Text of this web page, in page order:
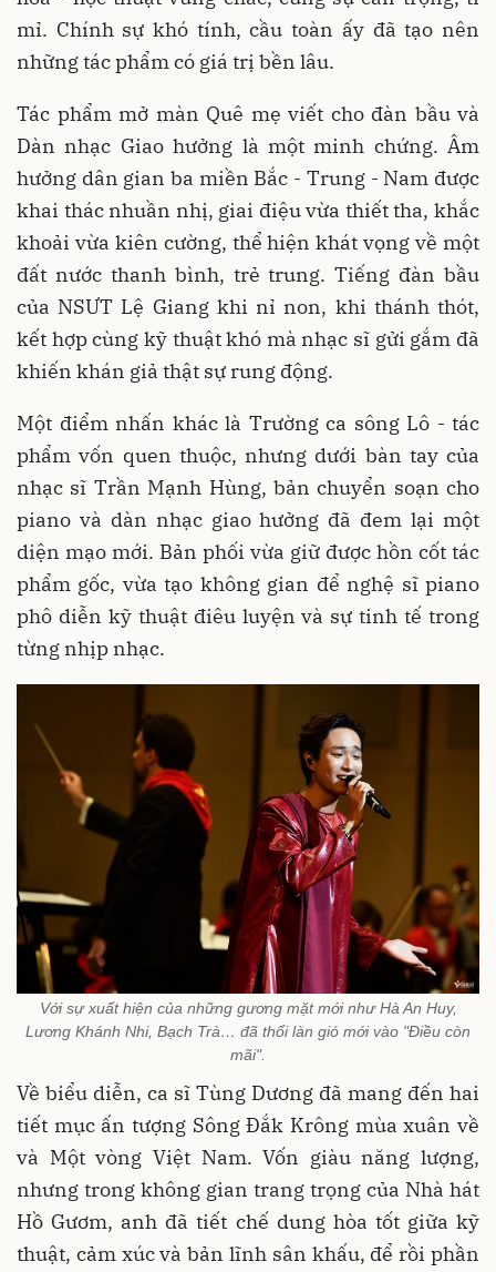
mỉ. Chính sự khó tính, cầu toàn ấy đã tạo nên
những tác phẩm có giá trị bền lâu.
Tác phẩm mở màn Quê mẹ viết cho đàn bầu và
Dàn nhạc Giao hưởng là một minh chứng. Âm
hưởng dân gian ba miền Bắc - Trung - Nam được
khai thác nhuần nhị, giai điệu vừa thiết tha, khắc
khoải vừa kiên cường, thể hiện khát vọng về một
đất nước thanh bình, trẻ trung. Tiếng đàn bầu
của NSƯT Lệ Giang khi nỉ non, khi thánh thót,
kết hợp cùng kỹ thuật khó mà nhạc sĩ gửi gắm đã
khiến khán giả thật sự rung động.
Một điểm nhấn khác là Trường ca sông Lô - tác
phẩm vốn quen thuộc, nhưng dưới bàn tay của
nhạc sĩ Trần Mạnh Hùng, bản chuyển soạn cho
piano và dàn nhạc giao hưởng đã đem lại một
diện mạo mới. Bản phối vừa giữ được hồn cốt tác
phẩm gốc, vừa tạo không gian để nghệ sĩ piano
phô diễn kỹ thuật điêu luyện và sự tinh tế trong
từng nhịp nhạc.
Với sự xuất hiện của những gương mặt mới như Hà An Huy,
Lương Khánh Nhi, Bạch Trà… đã thổi làn gió mới vào "Điều còn
mãi".
Về biểu diễn, ca sĩ Tùng Dương đã mang đến hai
tiết mục ấn tượng Sông Đắk Krông mùa xuân về
và Một vòng Việt Nam. Vốn giàu năng lượng,
nhưng trong không gian trang trọng của Nhà hát
Hồ Gươm, anh đã tiết chế dung hòa tốt giữa kỹ
thuật, cảm xúc và bản lĩnh sân khấu, để rồi phần